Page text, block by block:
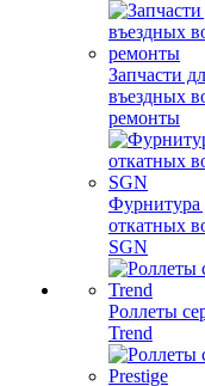
Запчасти
въездных
ремонты
Фурнитура
откатных
SGN
Роллеты
Trend